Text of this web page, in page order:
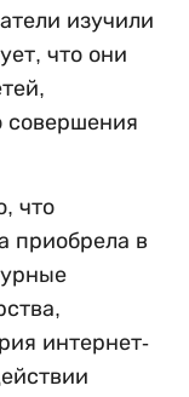
изучили
что они
совершения
что
приобрела в
интернет-